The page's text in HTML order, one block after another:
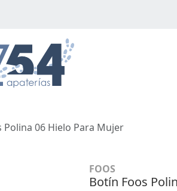
Polina 06 Hielo Para Mujer
FOOS
Botín Foos